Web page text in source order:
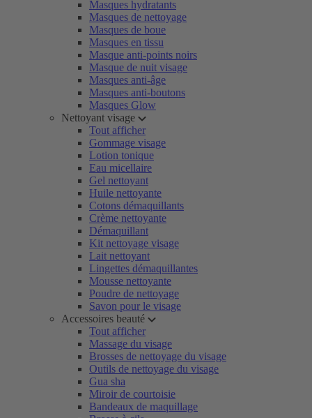
Masques hydratants
Masques de nettoyage
Masques de boue
Masques en tissu
Masque anti-points noirs
Masque de nuit visage
Masques anti-âge
Masques anti-boutons
Masques Glow
Nettoyant visage
Tout afficher
Gommage visage
Lotion tonique
Eau micellaire
Gel nettoyant
Huile nettoyante
Cotons démaquillants
Crème nettoyante
Démaquillant
Kit nettoyage visage
Lait nettoyant
Lingettes démaquillantes
Mousse nettoyante
Poudre de nettoyage
Savon pour le visage
Accessoires beauté
Tout afficher
Massage du visage
Brosses de nettoyage du visage
Outils de nettoyage du visage
Gua sha
Miroir de courtoisie
Bandeaux de maquillage